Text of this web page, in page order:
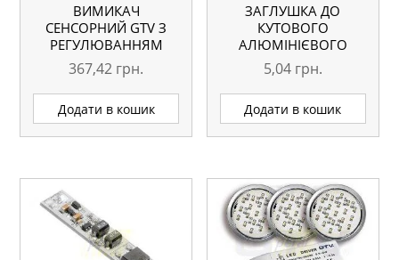
ВИМИКАЧ
СЕНСОРНИЙ GTV З
РЕГУЛЮВАННЯМ
ЯСКРАВОСТІ 12V,
24W, БІЛИЙ
367,42 грн.
Додати в кошик
ЗАГЛУШКА ДО
КУТОВОГО
АЛЮМІНІЄВОГО
ПРОФІЛЮ LED
5,04 грн.
Додати в кошик